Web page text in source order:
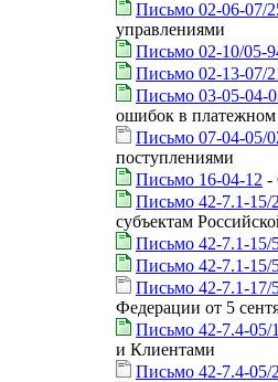
Письмо 02-06-07/
управлениями
Письмо 02-10/05-
Письмо 02-13-07/
Письмо 03-05-04-
ошибок в платежном
Письмо 07-04-05/
поступлениями
Письмо 16-04-12 -
Письмо 42-7.1-15/
субъектам
Письмо 42-7.1-15/
Письмо 42-7.1-15/
Письмо 42-7.1-17/
Федерации от 5
Письмо 42-7.4-05/
и Клиентами
Письмо 42-7.4-05/